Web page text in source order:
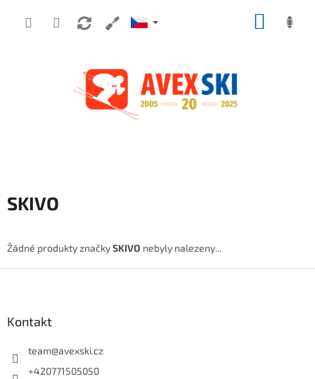
SKIVO
Žádné produkty značkySKIVO nebyly nalezeny...
Kontakt
team@avexski.cz
+420771505050